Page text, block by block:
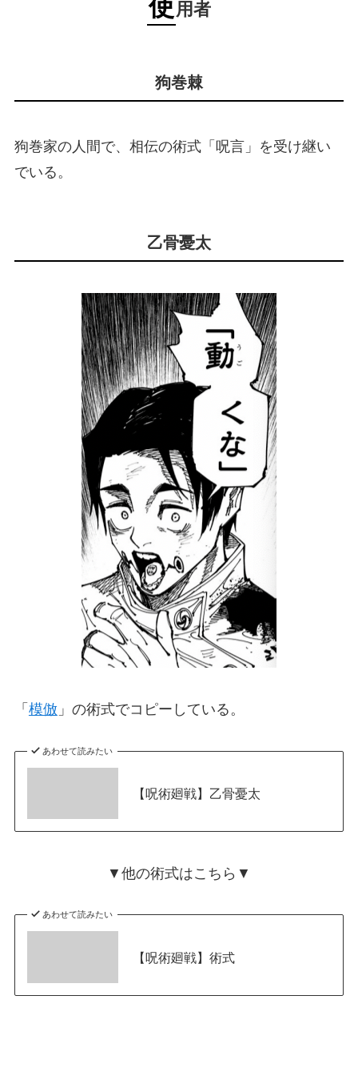
使 用者
狗巻棘
狗巻家の人間で、相伝の術式「呪言」を受け継い
でいる。
乙骨憂太
「 模倣」の術式でコピーしている。
あわせて読みたい
【呪術廻戦】乙骨憂太
▼他の術式はこちら▼
あわせて読みたい
【呪術廻戦】術式